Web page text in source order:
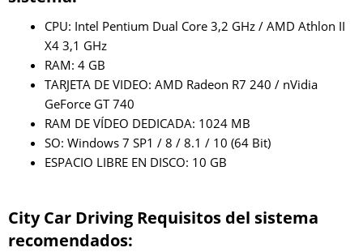
CPU: Intel Pentium Dual Core 3,2 GHz / AMD Athlon II
X4 3,1 GHz
RAM: 4 GB
TARJETA DE VIDEO: AMD Radeon R7 240 / nVidia
GeForce GT 740
RAM DE VÍDEO DEDICADA: 1024 MB
SO: Windows 7 SP1 / 8 / 8.1 / 10 (64 Bit)
ESPACIO LIBRE EN DISCO: 10 GB
City Car Driving Requisitos del sistema
recomendados: